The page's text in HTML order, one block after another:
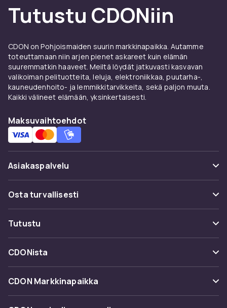
Tutustu CDONiin
CDON on Pohjoismaiden suurin markkinapaikka. Autamme
toteuttamaan niin arjen pienet askareet kuin elämän
suuremmatkin haaveet. Meiltä löydät jatkuvasti kasvavan
valikoiman pelituotteita, leluja, elektroniikkaa, puutarha-,
kauneudenhoito- ja lemmikkitarvikkeita, sekä paljon muuta.
Kaikki välineet elämään, yksinkertaisesti.
Maksuvaihtoehdot
Asiakaspalvelu
Usein kysyttyä (UKK)
Seuraa pakettia
Ota yhteyttä
Osta turvallisesti
Maksuvaihtoehdot
Toimitus
Takaisinvedot
Tutustu
Kategoriat
Tuotemerkit
CDONista
Tietoa meistä
Asiakasarvionnit
CDON Markkinapaikka